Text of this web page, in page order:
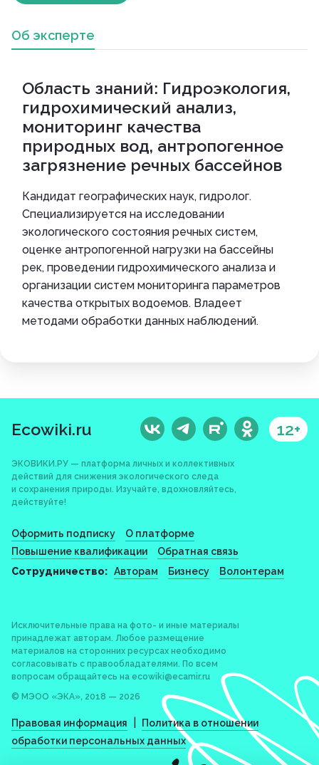
Об эксперте
Область знаний: Гидроэкология,
гидрохимический анализ,
мониторинг качества
природных вод, антропогенное
загрязнение речных бассейнов
Кандидат географических наук, гидролог.
Специализируется на исследовании
экологического состояния речных систем,
оценке антропогенной нагрузки на бассейны
рек, проведении гидрохимического анализа и
организации систем мониторинга параметров
качества открытых водоемов. Владеет
методами обработки данных наблюдений.
Ecowiki.ru 12+
ЭКОВИКИ.РУ — платформа личных и коллективных
действий для снижения экологического следа
и сохранения природы. Изучайте, вдохновляйтесь,
действуйте!
Оформить подписку
О платформе
Повышение квалификации
Обратная связь
Сотрудничество: Авторам Бизнесу Волонтерам
Исключительные права на фото- и иные материалы
принадлежат авторам. Любое размещение
материалов на сторонних ресурсах необходимо
согласовывать с правообладателями. По всем
вопросам обращайтесь на ecowiki@ecamir.ru
© МЭОО «ЭКА», 2018 — 2026
Правовая информация
Политика в отношении
обработки персональных данных